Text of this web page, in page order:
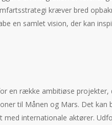
kræver bred
en samlet vision, der kan
en række ambitiøse projekter,
til Månen og Mars. Det kan
internationale aktører.